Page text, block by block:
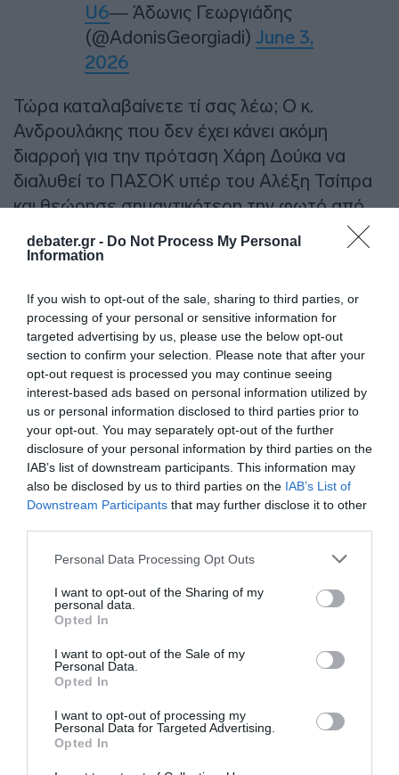
debater.gr - Do Not Process My Personal
Information
If you wish to opt-out of the sale, sharing to third parties, or
processing of your personal or sensitive information for
targeted advertising by us, please use the below opt-out
section to confirm your selection. Please note that after your
opt-out request is processed you may continue seeing
interest-based ads based on personal information utilized by
us or personal information disclosed to third parties prior to
your opt-out. You may separately opt-out of the further
disclosure of your personal information by third parties on the
IAB’s list of downstream participants. This information may
also be disclosed by us to third parties on the IAB’s List of
Downstream Participants that may further disclose it to other
Please note that this website/app uses one or more Google
not limited to your visit or usage behaviour. You may click to
grant or deny consent to Google and its third-party tags to
use your data for below specified purposes in below Google
consent section.
Personal Data Processing Opt Outs
I want to opt-out of the Sharing of my
personal data.
Opted In
I want to opt-out of the Sale of my
Personal Data.
Opted In
I want to opt-out of processing my
Personal Data for Targeted Advertising.
Opted In
U6— Άδωνις Γεωργιάδης
(@AdonisGeorgiadi) June 3,
2026
Τώρα καταλαβαίνετε τί σας λέω; Ο κ.
Ανδρουλάκης που δεν έχει κάνει ακόμη
διαρροή για την πρόταση Χάρη Δούκα να
διαλυθεί το ΠΑΣΟΚ υπέρ του Αλέξη Τσίπρα
και θεώρησε σημαντικότερη την φωτό από
τα 50 χρόνια «Μασούτης» και έκανε διαρροή
μην τυχόν και πιστέψει κάποιος ότι βρέθηκε
πολλές φορές δεν κάνει για την πολιτική
αυτός ο άνθρωπος….
ΔΙΑΦΗΜΙΣΗ
πηγή στην Google
Ειδήσεις σήμερα